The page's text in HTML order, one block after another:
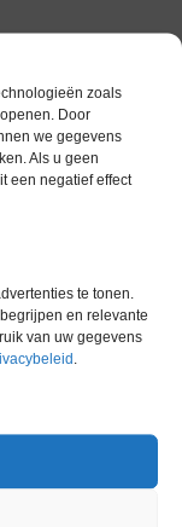
zoals
Door
we gegevens
Als u geen
een negatief effect
te tonen.
en relevante
van uw gegevens
.
per 0,1°C